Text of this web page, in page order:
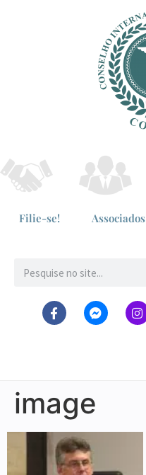
Filie-se! Associados
image